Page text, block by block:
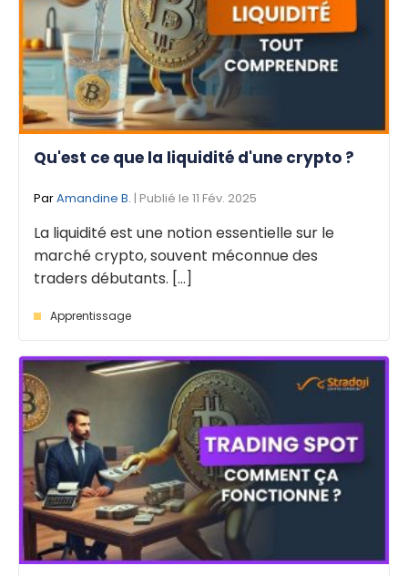
Qu'est ce que la liquidité d'une crypto ?
ParAmandine B. | Publié le 11 Fév. 2025
La liquidité est une notion essentielle sur le
marché crypto, souvent méconnue des
traders débutants. [...]
Apprentissage